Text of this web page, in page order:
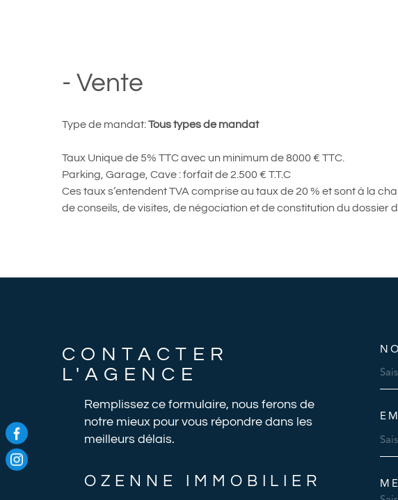
- Vente
Type de mandat:Tous types de mandat
Taux Unique de 5% TTC avec un minimum de 8000 € TTC.
Parking, Garage, Cave : forfait de 2.500 € T.T.C
Ces taux s’entendent TVA comprise au taux de 20 % et sont à la
de conseils, de visites, de négociation et de constitution du dossier
CONTACTER
L'AGENCE
Remplissez ce formulaire, nous ferons de
notre mieux pour vous répondre dans les
meilleurs délais.
OZENNE IMMOBILIER